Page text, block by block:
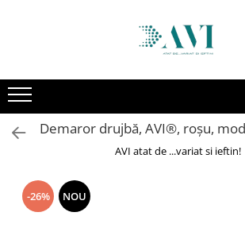
Casa
Accesorii uscatoare rufe
Aparate electrocasnice & accesorii
Aparate si accesorii intretinere
Accesorii pentru ochelari si lentile
de contact
Demaror drujbă, AVI®, roșu,
AVI atat de ...variat si ieftin!
-26% NOU